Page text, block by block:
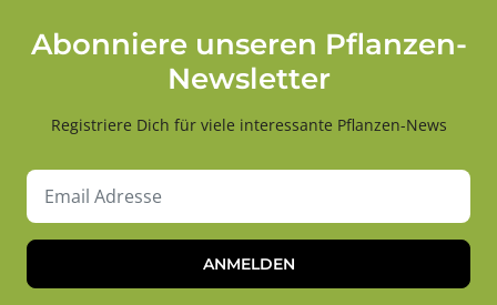
Abonniere unseren Pflanzen-
Newsletter
Registriere Dich für viele interessante Pflanzen-News
ANMELDEN